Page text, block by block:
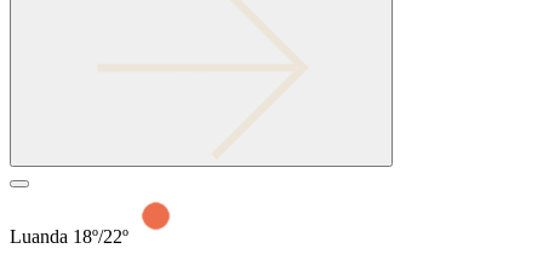
Luanda 18º/22º